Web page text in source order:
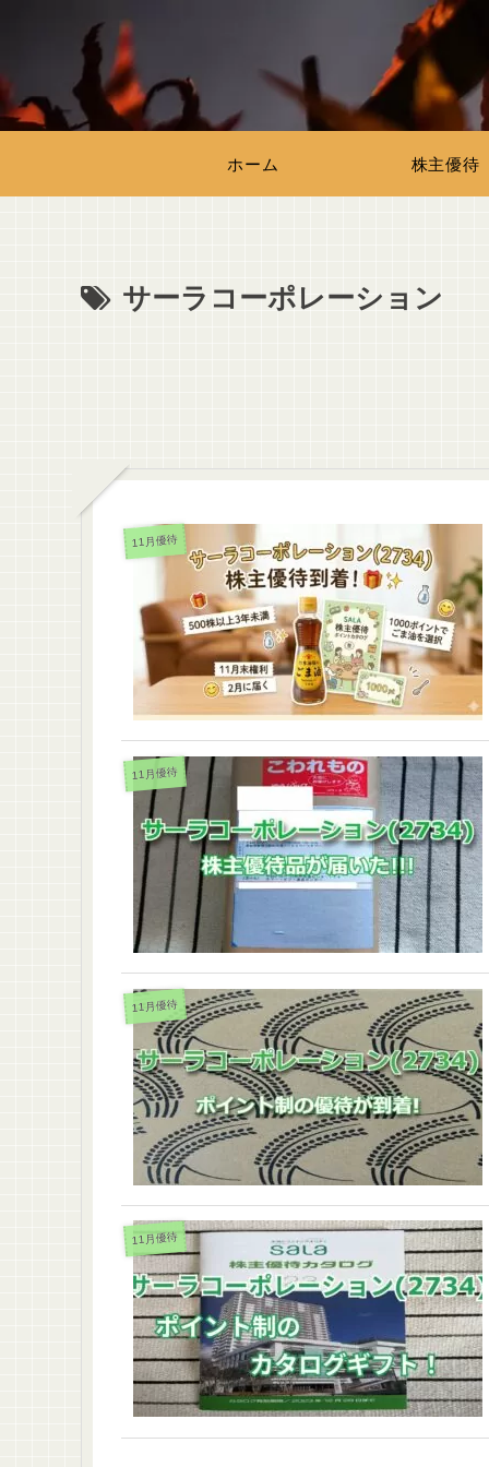
ホーム 株主優待
サーラコーポレーション
11月優待
11月優待
11月優待
11月優待